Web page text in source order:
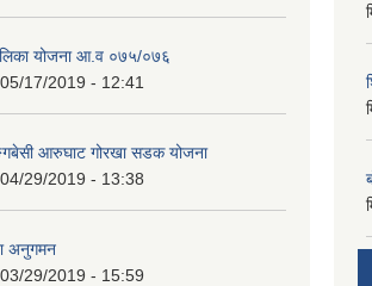
योजना आ.व ०७५/०७६
05/17/2019 - 12:41
आरुघाट गोरखा सडक योजना
04/29/2019 - 13:38
अनुगमन
03/29/2019 - 15:59